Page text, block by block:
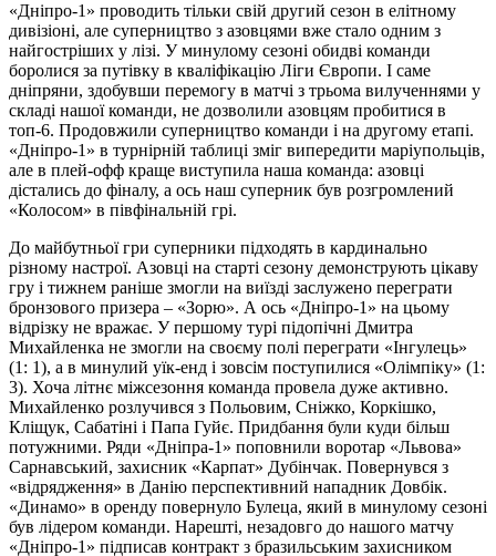
«Дніпро-1» проводить тільки свій другий сезон в елітному
дивізіоні, але суперництво з азовцями вже стало одним з
найгостріших у лізі. У минулому сезоні обидві команди
боролися за путівку в кваліфікацію Ліги Європи. І саме
дніпряни, здобувши перемогу в матчі з трьома вилученнями у
складі нашої команди, не дозволили азовцям пробитися в
топ-6. Продовжили суперництво команди і на другому етапі.
«Дніпро-1» в турнірній таблиці зміг випередити маріупольців,
але в плей-офф краще виступила наша команда: азовці
дістались до фіналу, а ось наш суперник був розгромлений
«Колосом» в півфінальній грі.
До майбутньої гри суперники підходять в кардинально
різному настрої. Азовці на старті сезону демонструють цікаву
гру і тижнем раніше змогли на виїзді заслужено переграти
бронзового призера – «Зорю». А ось «Дніпро-1» на цьому
відрізку не вражає. У першому турі підопічні Дмитра
Михайленка не змогли на своєму полі переграти «Інгулець»
(1: 1), а в минулий уїк-енд і зовсім поступилися «Олімпіку» (1:
3). Хоча літнє міжсезоння команда провела дуже активно.
Михайленко розлучився з Польовим, Сніжко, Коркішко,
Кліщук, Сабатіні і Папа Гуйє. Придбання були куди більш
потужними. Ряди «Дніпра-1» поповнили воротар «Львова»
Сарнавський, захисник «Карпат» Дубінчак. Повернувся з
«відрядження» в Данію перспективний нападник Довбік.
«Динамо» в оренду повернуло Булеца, який в минулому сезоні
був лідером команди. Нарешті, незадовго до нашого матчу
«Дніпро-1» підписав контракт з бразильським захисником